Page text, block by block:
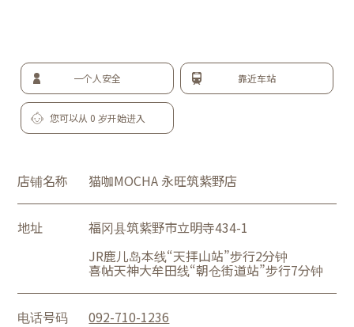
一个人安全 靠近车站
您可以从 0 岁开始进入
店铺名称 猫咖MOCHA 永旺筑紫野店
地址
福冈县筑紫野市立明寺434-1
JR鹿儿岛本线“天拝山站”步行2分钟
喜帖天神大牟田线“朝仓街道站”步行7分钟
电话号码 092-710-1236